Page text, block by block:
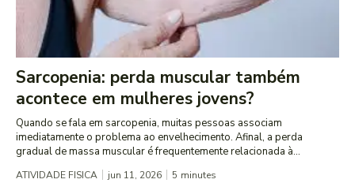
Sarcopenia: perda muscular também
acontece em mulheres jovens?
Quando se fala em sarcopenia, muitas pessoas associam
imediatamente o problema ao envelhecimento. Afinal, a perda
gradual de massa muscular é frequentemente relacionada à...
ATIVIDADE FISICA jun 11, 2026 5 minutes